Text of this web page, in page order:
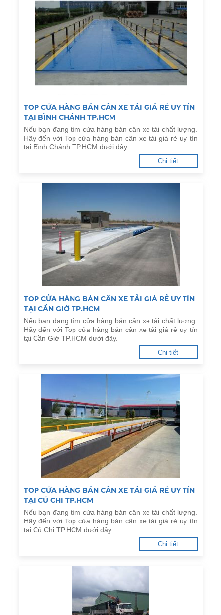
TOP CỬA HÀNG BÁN CÂN XE TẢI GIÁ RẺ UY TÍN
TẠI BÌNH CHÁNH TP.HCM
Nếu bạn đang tìm cửa hàng bán cân xe tải chất lượng.
Hãy đến với Top cửa hàng bán cân xe tải giá rẻ uy tín
tại Bình Chánh TP.HCM dưới đây.
Chi tiết
TOP CỬA HÀNG BÁN CÂN XE TẢI GIÁ RẺ UY TÍN
TẠI CẦN GIỜ TP.HCM
Nếu bạn đang tìm cửa hàng bán cân xe tải chất lượng.
Hãy đến với Top cửa hàng bán cân xe tải giá rẻ uy tín
tại Cần Giờ TP.HCM dưới đây.
Chi tiết
TOP CỬA HÀNG BÁN CÂN XE TẢI GIÁ RẺ UY TÍN
TẠI CỦ CHI TP.HCM
Nếu bạn đang tìm cửa hàng bán cân xe tải chất lượng.
Hãy đến với Top cửa hàng bán cân xe tải giá rẻ uy tín
tại Củ Chi TP.HCM dưới đây.
Chi tiết